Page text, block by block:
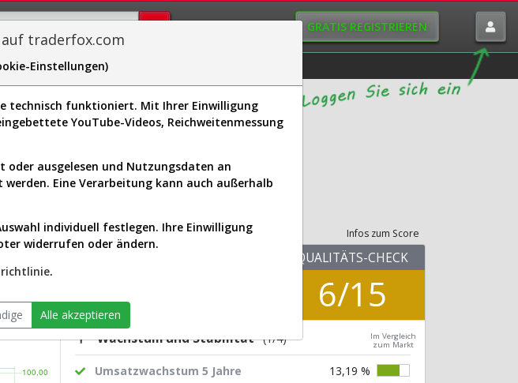
GRATIS REGISTRIEREN
Scan Visualizations
| NEOG)
Infos zum Score
0,00 %
QUALITÄTS-CHECK
6/15
Wachstum und Stabilität (1/4)
Im Vergleich
zum Markt
Umsatzwachstum 5 Jahre
13,19 %
traderfox.com
Einstellungen)
technisch funktioniert. Mit Ihrer Einwilligung
YouTube-Videos, Reichweitenmessung
ausgelesen und Nutzungsdaten an
Eine Verarbeitung kann auch außerhalb
individuell festlegen. Ihre Einwilligung
widerrufen oder ändern.
.
Alle akzeptieren